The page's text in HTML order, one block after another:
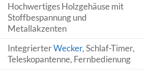
Hochwertiges Holzgehäuse mit
Stoffbespannung und
Metallakzenten
IntegrierterWecker, Schlaf-Timer,
Teleskopantenne, Fernbedienung